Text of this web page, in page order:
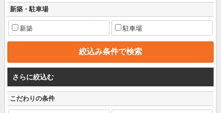
新築・駐車場
新築 駐車場
さらに絞込む
こだわりの条件